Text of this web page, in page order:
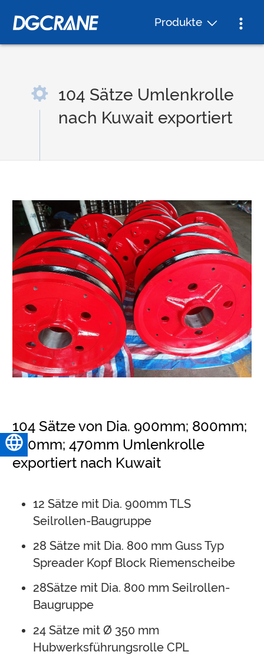
Produkte
104 Sätze Umlenkrolle
nach Kuwait exportiert
104 Sätze von Dia. 900mm; 800mm;
350mm; 470mm Umlenkrolle
exportiert nach Kuwait
12 Sätze mit Dia. 900mm TLS
Seilrollen-Baugruppe
28 Sätze mit Dia. 800 mm Guss Typ
Spreader Kopf Block Riemenscheibe
28Sätze mit Dia. 800 mm Seilrollen-
Baugruppe
24 Sätze mit Ø 350 mm
Hubwerksführungsrolle CPL
Deutsch